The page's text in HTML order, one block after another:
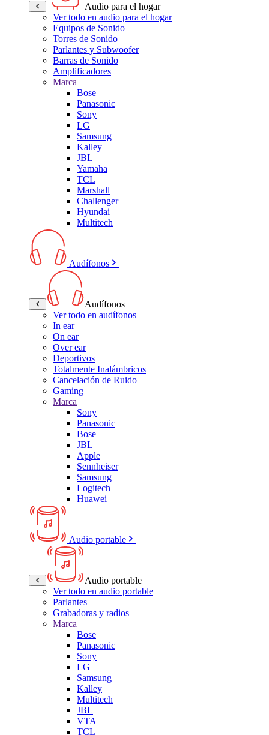
Audio para el hogar
Ver todo en audio para el hogar
Equipos de Sonido
Torres de Sonido
Parlantes y Subwoofer
Barras de Sonido
Amplificadores
Marca
Bose
Panasonic
Sony
LG
Samsung
Kalley
JBL
Yamaha
TCL
Marshall
Challenger
Hyundai
Multitech
Audífonos
Audífonos
Ver todo en audífonos
In ear
On ear
Over ear
Deportivos
Totalmente Inalámbricos
Cancelación de Ruido
Gaming
Marca
Sony
Panasonic
Bose
JBL
Apple
Sennheiser
Samsung
Logitech
Huawei
Audio portable
Audio portable
Ver todo en audio portable
Parlantes
Grabadoras y radios
Marca
Bose
Panasonic
Sony
LG
Samsung
Kalley
Multitech
JBL
VTA
TCL